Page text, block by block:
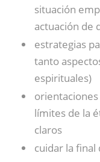
situación
actuación de
estrategias
tanto
espirituales)
límites de la
claros
cuidar la final